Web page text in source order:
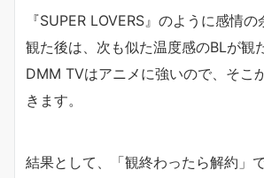
『SUPER LOVERS』のように感情
観た後は、次も似た温度感のBLが観
DMM TVはアニメに強いので、そこ
きます。
結果として、「観終わったら解約」